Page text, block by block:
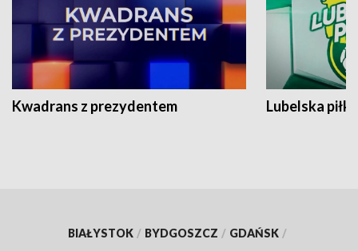
Kwadrans z prezydentem Lubelska piłka
BIAŁYSTOK / BYDGOSZCZ / GDAŃSK /